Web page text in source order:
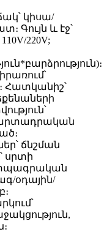
կիսա/
Գույն և էջ՝
220V;
Հատկանիշ՝
ճնշման
սրտի
օդային/